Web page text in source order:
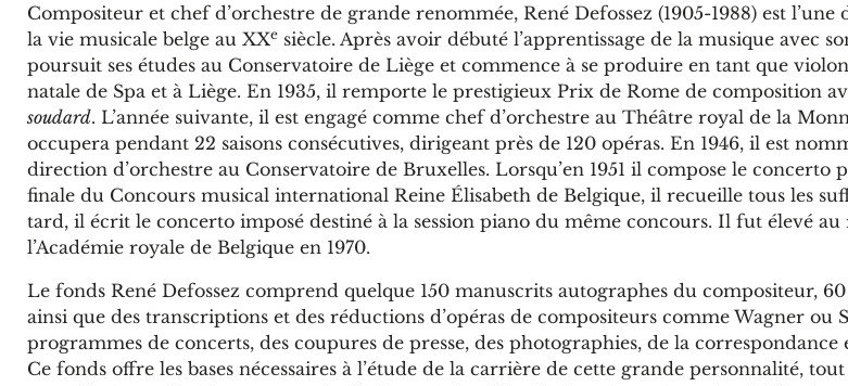
Compositeur et chef d’orchestre de grande renommée, René Defossez (1905-1988) est l’une
la vie musicale belge au XXe siècle. Après avoir débuté l’apprentissage de la musique avec
poursuit ses études au Conservatoire de Liège et commence à se produire en tant que
natale de Spa et à Liège. En 1935, il remporte le prestigieux Prix de Rome de composition
soudard. L’année suivante, il est engagé comme chef d’orchestre au Théâtre royal de la
occupera pendant 22 saisons consécutives, dirigeant près de 120 opéras. En 1946, il est
direction d’orchestre au Conservatoire de Bruxelles. Lorsqu’en 1951 il compose le concerto
finale du Concours musical international Reine Élisabeth de Belgique, il recueille tous les
tard, il écrit le concerto imposé destiné à la session piano du même concours. Il fut élevé
l’Académie royale de Belgique en 1970.
Le fonds René Defossez comprend quelque 150 manuscrits autographes du compositeur,
ainsi que des transcriptions et des réductions d’opéras de compositeurs comme Wagner ou
programmes de concerts, des coupures de presse, des photographies, de la correspondance
Ce fonds offre les bases nécessaires à l’étude de la carrière de cette grande personnalité,